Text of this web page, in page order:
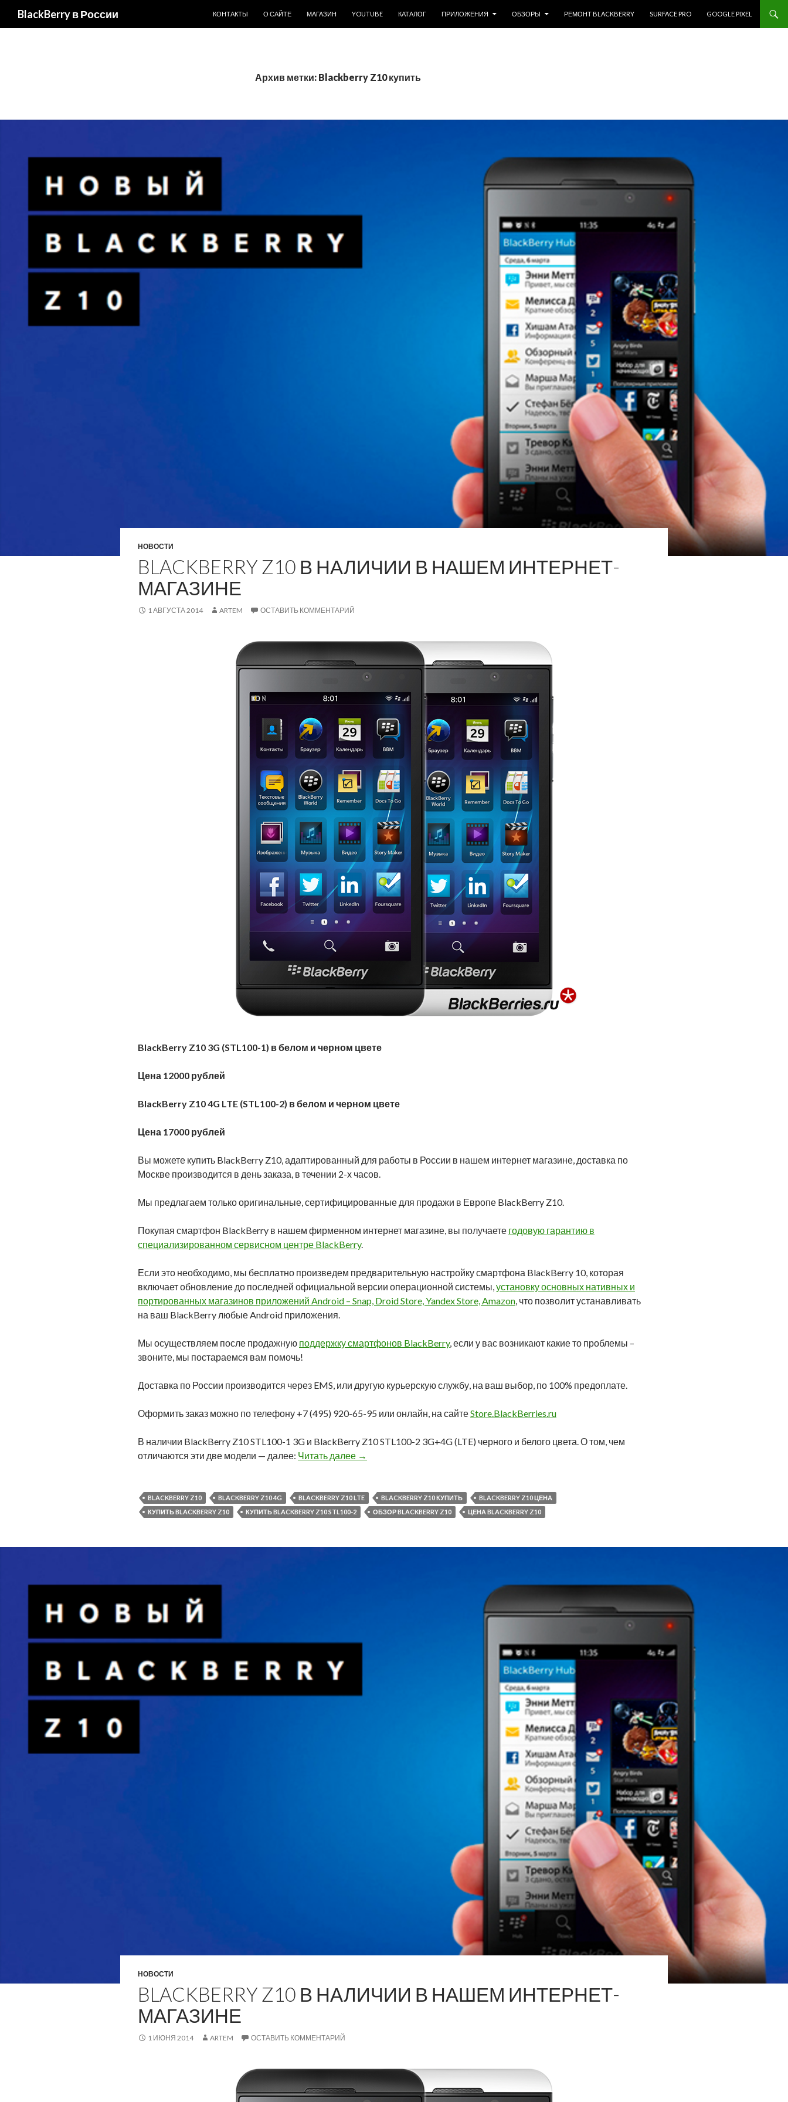
BlackBerry в России
КОНТАКТЫ
О САЙТЕ МАГАЗИН YOUTUBE КАТАЛОГ ПРИЛОЖЕНИЯ ОБЗОРЫ РЕМОНТ BLACKBERRY SURFACE PRO GOOGLE PIXEL
Архив метки: Blackberry Z10 купить
НОВОСТИ
BLACKBERRY Z10 В НАЛИЧИИ В НАШЕМ ИНТЕРНЕТ-
МАГАЗИНЕ
1 АВГУСТА 2014 ARTEM ОСТАВИТЬ КОММЕНТАРИЙ
BlackBerry Z10 3G (STL100-1) в белом и черном цвете
Цена 12000 рублей
BlackBerry Z10 4G LTE (STL100-2) в белом и черном цвете
Цена 17000 рублей
Вы можете купить BlackBerry Z10, адаптированный для работы в России в нашем интернет магазине, доставка по
Москве производится в день заказа, в течении 2-х часов.
Мы предлагаем только оригинальные, сертифицированные для продажи в Европе BlackBerry Z10.
Покупая смартфон BlackBerry в нашем фирменном интернет магазине, вы получаете годовую гарантию в
специализированном сервисном центре BlackBerry.
Если это необходимо, мы бесплатно произведем предварительную настройку смартфона BlackBerry 10, которая
включает обновление до последней официальной версии операционной системы,установку основных нативных и
портированных магазинов приложений Android – Snap, Droid Store, Yandex Store, Amazon, что позволит устанавливать
на ваш BlackBerry любые Android приложения.
Мы осуществляем после продажную поддержку смартфонов BlackBerry, если у вас возникают какие то проблемы –
звоните, мы постараемся вам помочь!
Доставка по России производится через EMS, или другую курьерскую службу, на ваш выбор, по 100% предоплате.
Оформить заказ можно по телефону +7 (495) 920-65-95 или онлайн, на сайтеStore.BlackBerries.ru
В наличии BlackBerry Z10 STL100-1 3G и BlackBerry Z10 STL100-2 3G+4G (LTE) черного и белого цвета. О том, чем
отличаются эти две модели — далее: Читать далее BlackBerry Z10 в наличии в нашем интернет-магазине
→
BLACKBERRY Z10 BLACKBERRY Z10 4G BLACKBERRY Z10 LTE BLACKBERRY Z10 КУПИТЬ
BLACKBERRY Z10 ЦЕНА
КУПИТЬ BLACKBERRY Z10
КУПИТЬ BLACKBERRY Z10 STL100-2 ОБЗОР BLACKBERRY Z10 ЦЕНА BLACKBERRY Z10
НОВОСТИ
BLACKBERRY Z10 В НАЛИЧИИ В НАШЕМ ИНТЕРНЕТ-
МАГАЗИНЕ
1 ИЮНЯ 2014 ARTEM ОСТАВИТЬ КОММЕНТАРИЙ